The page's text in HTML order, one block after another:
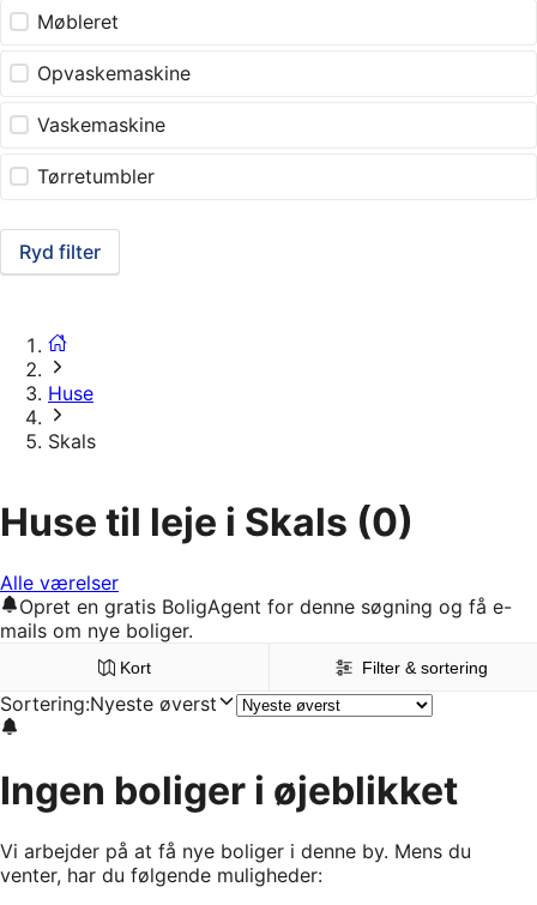
Møbleret
Opvaskemaskine
Vaskemaskine
Tørretumbler
Ryd filter
Huse
Skals
Huse til leje i Skals (0)
Alle værelser
Opret en gratis BoligAgent for denne søgning og få e-
mails om nye boliger.
Kort Filter & sortering
Sortering:Nyeste øverst
Ingen boliger i øjeblikket
Vi arbejder på at få nye boliger i denne by. Mens du
venter, har du følgende muligheder: